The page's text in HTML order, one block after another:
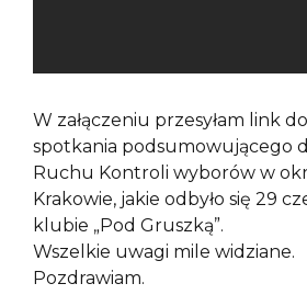
W załączeniu przesyłam link
spotkania podsumowującego
Ruchu Kontroli wyborów w
Krakowie, jakie odbyło się 29
klubie „Pod Gruszką”.
Wszelkie uwagi mile widziane.
Pozdrawiam.